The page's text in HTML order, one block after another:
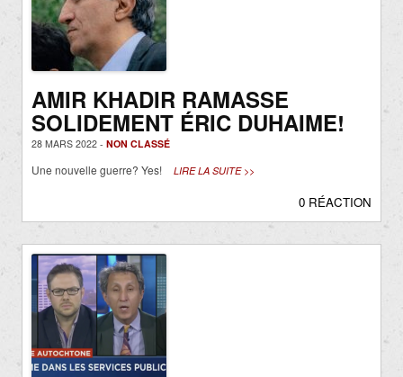
AMIR KHADIR RAMASSE
SOLIDEMENT ÉRIC DUHAIME!
28 MARS 2022 - NON CLASSÉ
Une nouvelle guerre? Yes! LIRE LA SUITE >>
0 RÉACTION